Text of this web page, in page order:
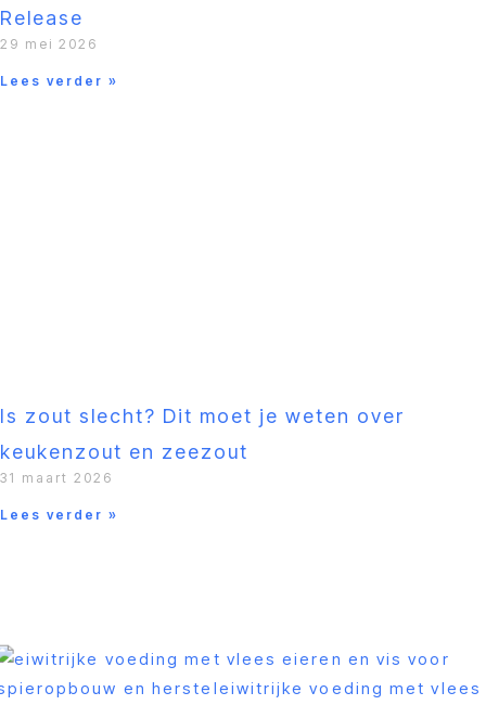
Release
29 mei 2026
Lees verder »
Is zout slecht? Dit moet je weten over
keukenzout en zeezout
31 maart 2026
Lees verder »